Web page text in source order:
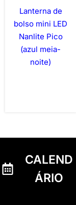
Lanterna de
bolso mini LED
Nanlite Pico
(azul meia-
noite)
CALEND
ÁRIO